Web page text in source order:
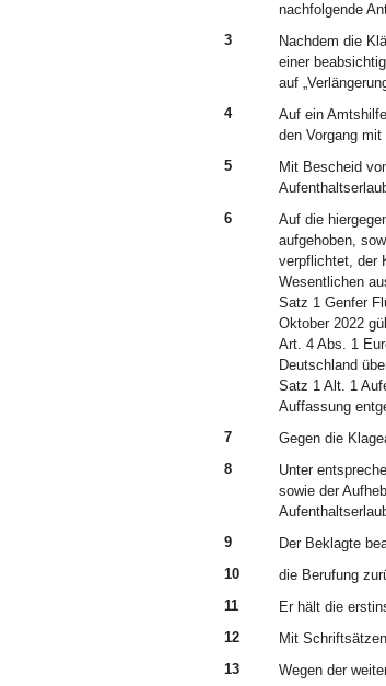
nachfolgende
3
Nachdem die
einer
auf
4
Auf ein
den Vorgang
5
Mit Bescheid
6
Auf die
aufgehoben,
verpflichtet, der
Wesentlichen
Satz 1 Genfer
Oktober 2022
Art. 4 Abs. 1
Deutschland
Satz 1 Alt. 1
Auffassung
7
Gegen die
8
Unter
sowie der
9
Der Beklagte
10
die Berufung
11
Er hält die
12
Mit
13
Wegen der